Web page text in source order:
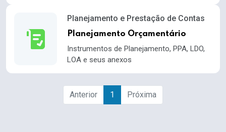
Planejamento e Prestação de Contas
Planejamento Orçamentário
Instrumentos de Planejamento, PPA, LDO,
LOA e seus anexos
Anterior 1 Próxima